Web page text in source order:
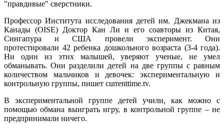
"правдивые" сверстники.
Профессор Института исследования детей им. Джекмана из
Канады (OISE) Доктор Кан Ли и его соавторы из Китая,
Сингапура и США провели эксперимент. Они
протестировали 42 ребенка дошкольного возраста (3-4 года).
Ни один из этих малышей, уверяют ученые, не умел
обманывать. Они разделили детей на две группы с равным
количеством мальчиков и девочек: экспериментальную и
контрольную группы, пишет currenttime.tv.
В экспериментальной группе детей учили, как можно с
помощью обмана выиграть игру, в контрольной группе – не
предпринимали ничего.